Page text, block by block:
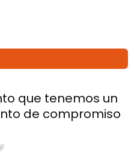
que tenemos un
de compromiso